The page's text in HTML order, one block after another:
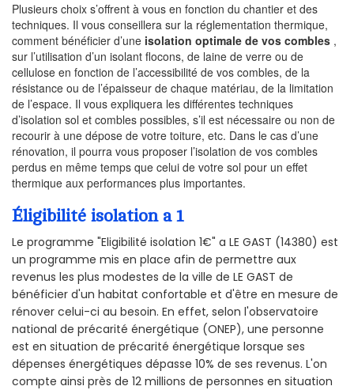
Plusieurs choix s’offrent à vous en fonction du chantier et des
techniques. Il vous conseillera sur la réglementation thermique,
comment bénéficier d’une isolation optimale de vos combles ,
sur l’utilisation d’un isolant flocons, de laine de verre ou de
cellulose en fonction de l’accessibilité de vos combles, de la
résistance ou de l’épaisseur de chaque matériau, de la limitation
de l’espace. Il vous expliquera les différentes techniques
d’isolation sol et combles possibles, s’il est nécessaire ou non de
recourir à une dépose de votre toiture, etc. Dans le cas d’une
rénovation, il pourra vous proposer l’isolation de vos combles
perdus en même temps que celui de votre sol pour un effet
thermique aux performances plus importantes.
Éligibilité isolation a 1
Le programme "Eligibilité isolation 1€" a LE GAST (14380) est
un programme mis en place afin de permettre aux
revenus les plus modestes de la ville de LE GAST de
bénéficier d'un habitat confortable et d'être en mesure de
rénover celui-ci au besoin. En effet, selon l'observatoire
national de précarité énergétique (ONEP), une personne
est en situation de précarité énergétique lorsque ses
dépenses énergétiques dépasse 10% de ses revenus. L'on
compte ainsi près de 12 millions de personnes en situation